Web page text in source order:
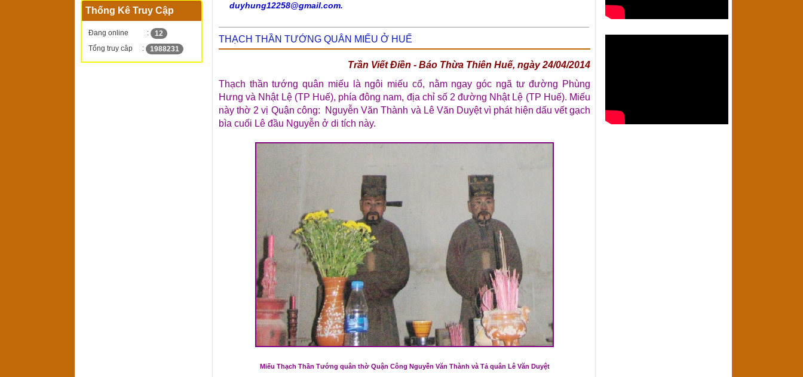
Thống Kê Truy Cập
Đang online :
12
Tổng truy câp
: 1988231
duyhung12258@gmail.com.
THẠCH THẦN TƯỚNG QUÂN MIẾU Ở HUẾ
Trần Viết Điền - Báo Thừa Thiên Huế, ngày 24/04/2014
Thạch thần tướng quân miếu là ngôi miếu cổ, nằm ngay góc ngã tư đường Phùng
Hưng và Nhật Lệ (TP Huế), phía đông nam, địa chỉ số 2 đường Nhật Lệ (TP Huế). Miếu
này thờ 2 vị Quận công: Nguyễn Văn Thành và Lê Văn Duyệt vì phát hiện dấu vết gạch
bìa cuối Lê đầu Nguyễn ở di tích này.
Miếu Thạch Thần Tướng quân thờ Quận Công Nguyễn Văn Thành và Tả quân Lê Văn Duyệt